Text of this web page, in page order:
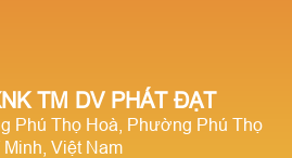
TM DV PHÁT ĐẠT
Phú Thọ Hoà, Phường Phú Thọ
Việt Nam